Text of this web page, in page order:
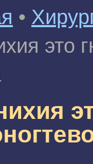
•
это